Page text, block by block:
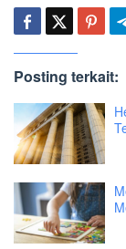
Posting terkait: